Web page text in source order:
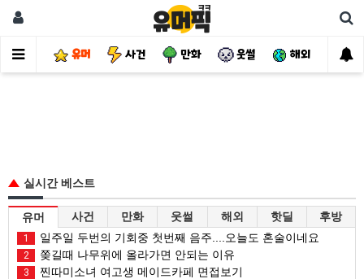
유머 사건 만화 웃썰 해외 핫
실시간 베스트
유머 사건 만화 웃썰 해외 핫딜 후방
1 일주일 두번의 기회중 첫번째 음주....오늘도 혼술이네요
2 쫒길때 나무위에 올라가면 안되는 이유
3 찐따미소녀 여고생 메이드카페 면접보기